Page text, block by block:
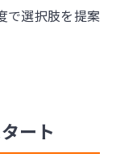
で選択肢を提案
ート